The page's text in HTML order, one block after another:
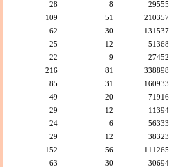
28 8
29555
109 51
210357
62 30
131537
25 12
51368
22 9
27452
216 81
338898
85 31
160933
49 20
71916
29 12
11394
24 6
56333
29 12
38323
152 56
111265
63 30
30694